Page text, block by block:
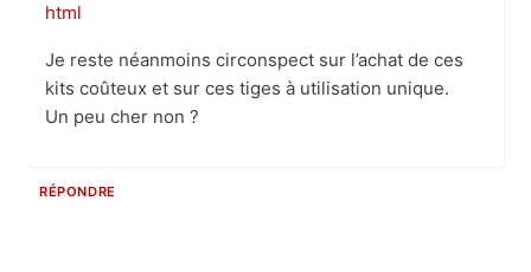
html
Je reste néanmoins circonspect sur l’achat de ces
kits coûteux et sur ces tiges à utilisation unique.
Un peu cher non ?
RÉPONDRE